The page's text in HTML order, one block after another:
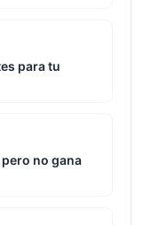
para tu
no gana